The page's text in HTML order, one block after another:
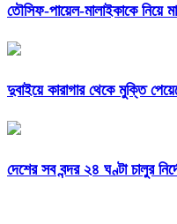
তৌসিফ-পায়েল-মালাইকাকে নিয়ে
দুবাইয়ে কারাগার থেকে মুক্তি
দেশের সব বন্দর ২৪ ঘণ্টা চালুর